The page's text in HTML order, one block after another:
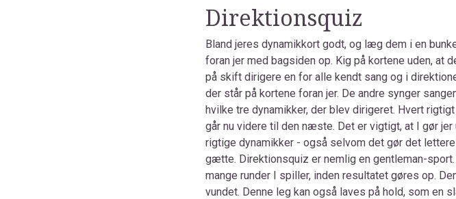
Direktionsquiz
Bland jeres dynamikkort godt, og læg dem i en
foran jer med bagsiden op. Kig på kortene uden, at
på skift dirigere en for alle kendt sang og i
der står på kortene foran jer. De andre synger
hvilke tre dynamikker, der blev dirigeret. Hvert
går nu videre til den næste. Det er vigtigt, at I gør
rigtige dynamikker - også selvom det gør det
gætte. Direktionsquiz er nemlig en gentleman-
mange runder I spiller, inden resultatet gøres op.
vundet. Denne leg kan også laves på hold, som en